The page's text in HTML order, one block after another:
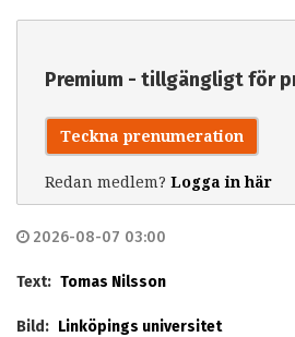
Premium - tillgängligt för
Teckna prenumeration
Redan medlem? Logga in här
2026-08-07 03:00
Text: Tomas Nilsson
Bild: Linköpings universitet